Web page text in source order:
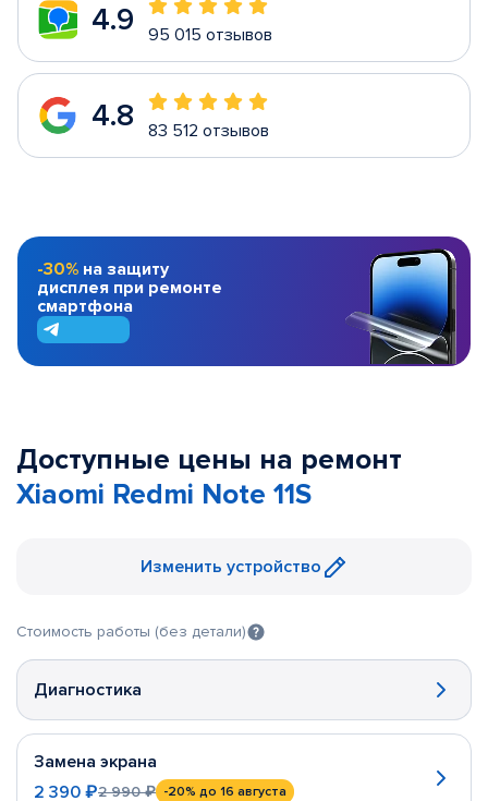
4.9 95 015 отзывов
4.8 83 512 отзывов
-30% на защиту
дисплея при ремонте
смартфона
Доступные цены на ремонт
Xiaomi Redmi Note 11S
Изменить устройство
Стоимость работы (без детали)
Диагностика
Замена экрана
2 390 ₽2 990 ₽ -20% до 16 августа